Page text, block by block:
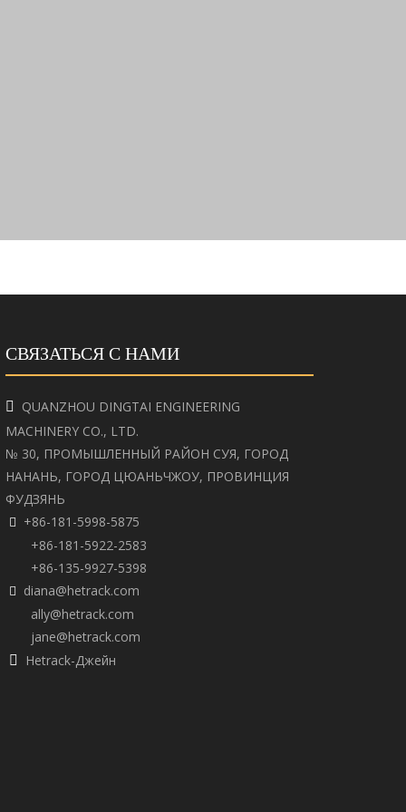
СВЯЗАТЬСЯ С НАМИ

QUANZHOU DINGTAI ENGINEERING
MACHINERY CO., LTD.
№ 30, ПРОМЫШЛЕННЫЙ РАЙОН СУЯ, ГОРОД
НАНАНЬ, ГОРОД ЦЮАНЬЧЖОУ, ПРОВИНЦИЯ
ФУДЗЯНЬ

+86-181-5998-5875
+86-181-5922-2583
+86-135-9927-5398

diana@hetrack.com
ally@hetrack.com
jane@hetrack.com
 Hetrack-Джейн